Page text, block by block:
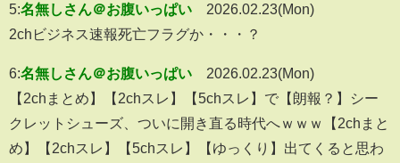
5:名無しさん＠お腹いっぱい
2026.02.23(Mon)
2chビジネス速報死亡フラグか・・・？
6:名無しさん＠お腹いっぱい
2026.02.23(Mon)
【2chまとめ】【2chスレ】【5chスレ】で【朗報？】シー
クレットシューズ、ついに開き直る時代へｗｗｗ【2chまと
め】【2chスレ】【5chスレ】【ゆっくり】出てくると思わ